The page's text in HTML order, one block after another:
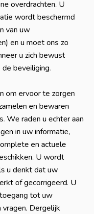
overdrachten. U
wordt beschermd
van uw
en u moet ons zo
u zich bewust
beveiliging.
om ervoor te zorgen
en bewaren
We raden u echter aan
in uw informatie,
en actuele
U wordt
u denkt dat uw
of gecorrigeerd. U
tot uw
vragen. Dergelijk